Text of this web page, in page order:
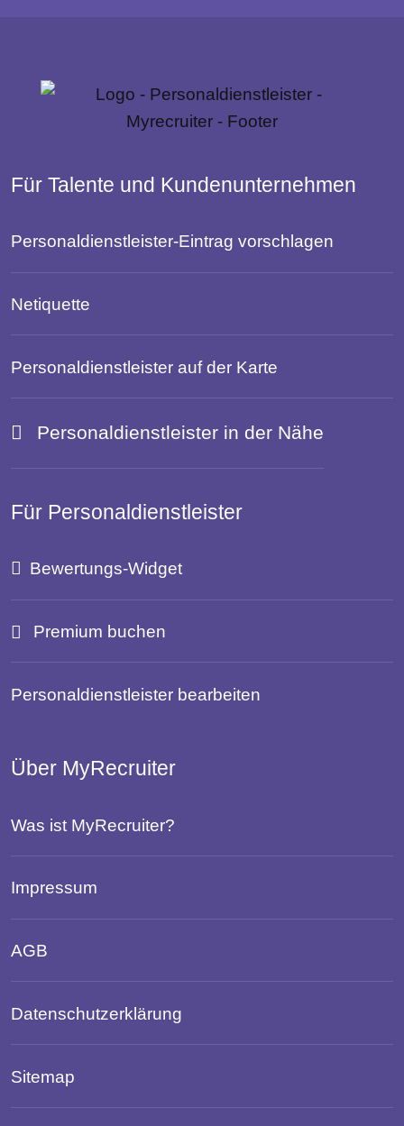
Für Talente und Kundenunternehmen
Personaldienstleister-Eintrag vorschlagen
Netiquette
Personaldienstleister auf der Karte
Personaldienstleister in der Nähe
Für Personaldienstleister
Bewertungs-Widget
Premium buchen
Personaldienstleister bearbeiten
Über MyRecruiter
Was ist MyRecruiter?
Impressum
AGB
Datenschutzerklärung
Sitemap